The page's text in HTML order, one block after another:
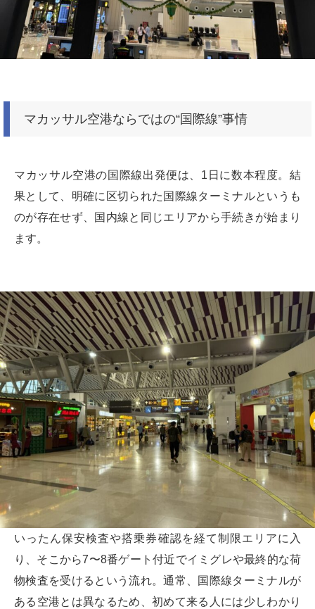
マカッサル空港ならではの“国際線”事情
マカッサル空港の国際線出発便は、1日に数本程度。結
果として、明確に区切られた国際線ターミナルというも
のが存在せず、国内線と同じエリアから手続きが始まり
ます。
いったん保安検査や搭乗券確認を経て制限エリアに入
り、そこから7〜8番ゲート付近でイミグレや最終的な荷
物検査を受けるという流れ。通常、国際線ターミナルが
ある空港とは異なるため、初めて来る人には少しわかり